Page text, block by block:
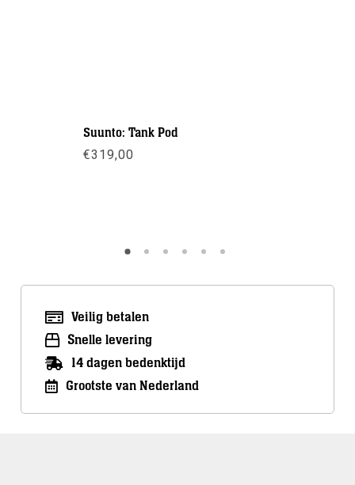
Suunto: Tank Pod
€319,00
Veilig betalen
Snelle levering
14 dagen bedenktijd
Grootste van Nederland